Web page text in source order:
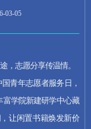
03-05
，志愿分享传温情。
国青年志愿者服务日，
富学院新建研学中心藏
让闲置书籍焕发新价